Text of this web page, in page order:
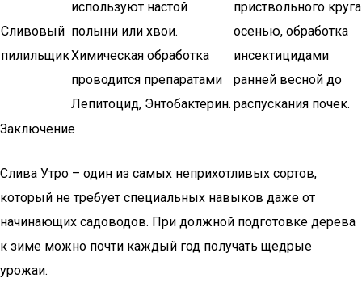
Сливовый
пилильщик
используют настой
полыни или хвои.
Химическая обработка
проводится препаратами
Лепитоцид, Энтобактерин.
приствольного круга
осенью, обработка
инсектицидами
ранней весной до
распускания почек.
Заключение
Слива Утро – один из самых неприхотливых сортов,
который не требует специальных навыков даже от
начинающих садоводов. При должной подготовке дерева
к зиме можно почти каждый год получать щедрые
урожаи.